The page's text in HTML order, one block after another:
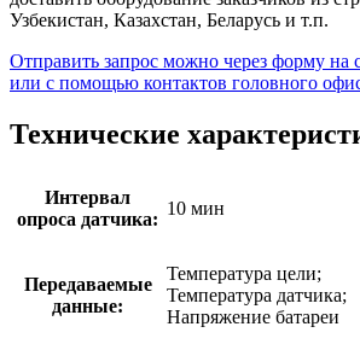
Узбекистан, Казахстан, Беларусь и т.п.
Отправить запрос можно через форму на
или с помощью контактов головного
Технические
Интервал
опроса датчика:
10 мин
Передаваемые
данные:
Температура цели;
Температура датчика;
Напряжение батареи